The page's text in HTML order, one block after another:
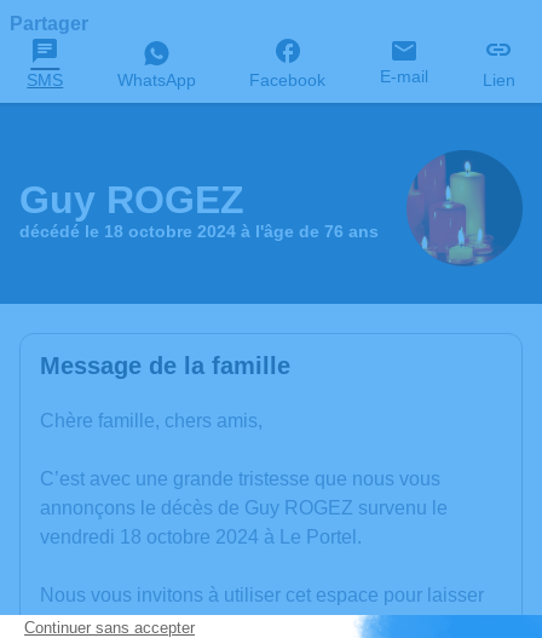
Partager
SMS WhatsApp Facebook E-mail Lien
Guy ROGEZ
décédé le 18 octobre 2024 à l'âge de 76 ans
Message de la famille
Chère famille, chers amis,
C’est avec une grande tristesse que nous vous
annonçons le décès de Guy ROGEZ survenu le
vendredi 18 octobre 2024 à Le Portel.
Nous vous invitons à utiliser cet espace pour laisser
vos condoléances, partager des photos souvenirs,